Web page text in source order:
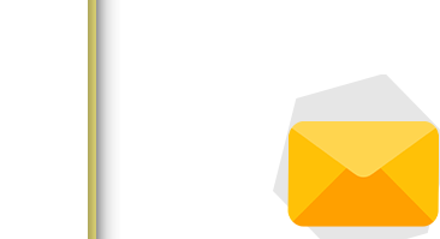
Существенно меняет
интерьер